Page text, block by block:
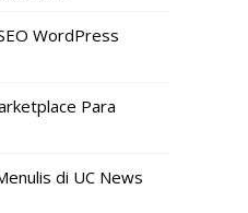
WordPress
Para
di UC News